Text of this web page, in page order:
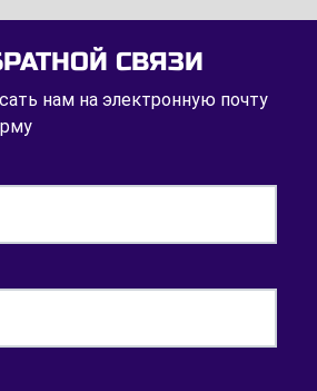
СВЯЗИ
нам на электронную почту